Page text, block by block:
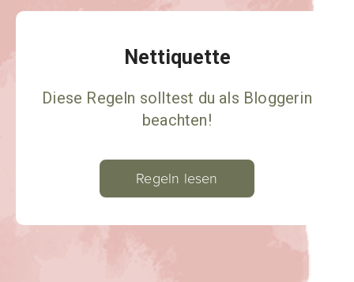
Nettiquette
Diese Regeln solltest du als Bloggerin
beachten!
Regeln lesen